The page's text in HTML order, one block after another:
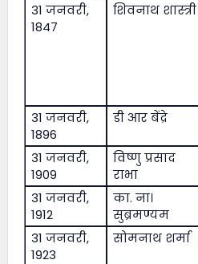
31 जनवरी,
1847
शिवनाथ शास्त्री
31 जनवरी,
1896
डी आर बेंद्रे
31 जनवरी,
1909
विष्णु प्रसाद
राभा
31 जनवरी,
1912
का. ना।
सुब्रमण्यम
31 जनवरी,
1923
सोमनाथ शर्मा